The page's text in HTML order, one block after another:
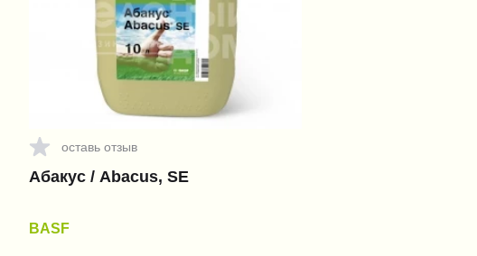
оставь отзыв
Абакус / Abacus, SE
BASF